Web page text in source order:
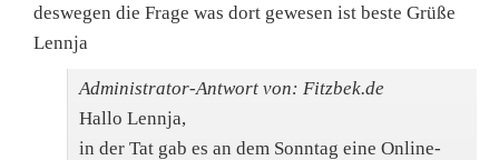
deswegen die Frage was dort gewesen ist beste Grüße
Lennja
Administrator-Antwort von: Fitzbek.de
Hallo Lennja,
in der Tat gab es an dem Sonntag eine Online-